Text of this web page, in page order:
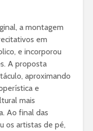
a montagem
em
e incorporou
A proposta
aproximando
e
mais
Ao final das
os artistas de pé,